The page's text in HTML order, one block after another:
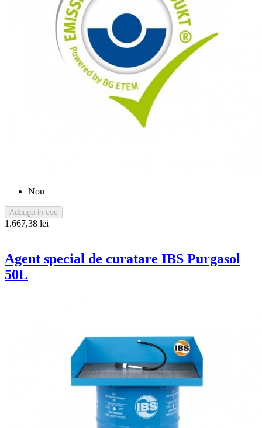
Nou
Adauga in cos
1.667,38 lei
Agent special de curatare IBS Purgasol
50L